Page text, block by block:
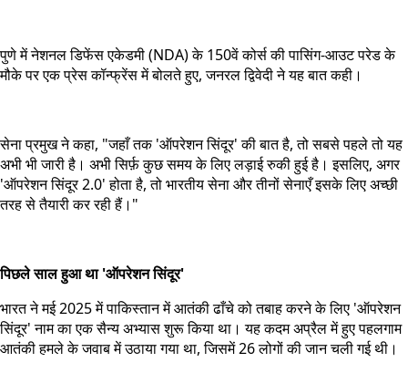
पुणे में नेशनल डिफेंस एकेडमी (NDA) के 150वें कोर्स की पासिंग-आउट परेड के
मौके पर एक प्रेस कॉन्फ्रेंस में बोलते हुए, जनरल द्विवेदी ने यह बात कही।
सेना प्रमुख ने कहा, "जहाँ तक 'ऑपरेशन सिंदूर' की बात है, तो सबसे पहले तो यह
अभी भी जारी है। अभी सिर्फ़ कुछ समय के लिए लड़ाई रुकी हुई है। इसलिए, अगर
'ऑपरेशन सिंदूर 2.0' होता है, तो भारतीय सेना और तीनों सेनाएँ इसके लिए अच्छी
तरह से तैयारी कर रही हैं।"
पिछले साल हुआ था 'ऑपरेशन सिंदूर'
भारत ने मई 2025 में पाकिस्तान में आतंकी ढाँचे को तबाह करने के लिए 'ऑपरेशन
सिंदूर' नाम का एक सैन्य अभ्यास शुरू किया था। यह कदम अप्रैल में हुए पहलगाम
आतंकी हमले के जवाब में उठाया गया था, जिसमें 26 लोगों की जान चली गई थी।